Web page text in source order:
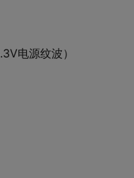
电源纹波）